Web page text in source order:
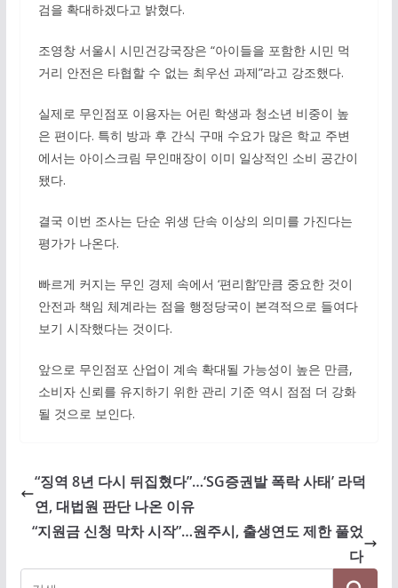
검을 확대하겠다고 밝혔다.
조영창 서울시 시민건강국장은 “아이들을 포함한 시민 먹
거리 안전은 타협할 수 없는 최우선 과제”라고 강조했다.
실제로 무인점포 이용자는 어린 학생과 청소년 비중이 높
은 편이다. 특히 방과 후 간식 구매 수요가 많은 학교 주변
에서는 아이스크림 무인매장이 이미 일상적인 소비 공간이
됐다.
결국 이번 조사는 단순 위생 단속 이상의 의미를 가진다는
평가가 나온다.
빠르게 커지는 무인 경제 속에서 ‘편리함’만큼 중요한 것이
안전과 책임 체계라는 점을 행정당국이 본격적으로 들여다
보기 시작했다는 것이다.
앞으로 무인점포 산업이 계속 확대될 가능성이 높은 만큼,
소비자 신뢰를 유지하기 위한 관리 기준 역시 점점 더 강화
될 것으로 보인다.
“징역 8년 다시 뒤집혔다”…‘SG증권발 폭락 사태’ 라덕
연, 대법원 판단 나온 이유
“지원금 신청 막차 시작”…원주시, 출생연도 제한 풀었
다